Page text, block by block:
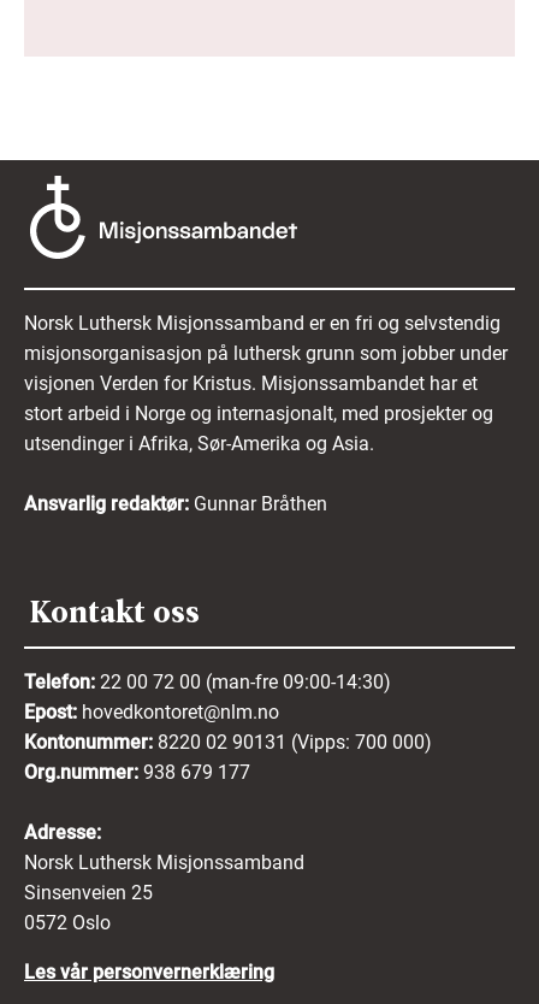
Norsk Luthersk Misjonssamband er en fri og selvstendig
misjonsorganisasjon på luthersk grunn som jobber under
visjonen Verden for Kristus. Misjonssambandet har et
stort arbeid i Norge og internasjonalt, med prosjekter og
utsendinger i Afrika, Sør-Amerika og Asia.
Ansvarlig redaktør: Gunnar Bråthen
Kontakt oss
Telefon: 22 00 72 00 (man-fre 09:00-14:30)
Epost: hovedkontoret@nlm.no
Kontonummer: 8220 02 90131 (Vipps: 700 000)
Org.nummer: 938 679 177
Adresse:
Norsk Luthersk Misjonssamband
Sinsenveien 25
0572 Oslo
Les vår personvernerklæring